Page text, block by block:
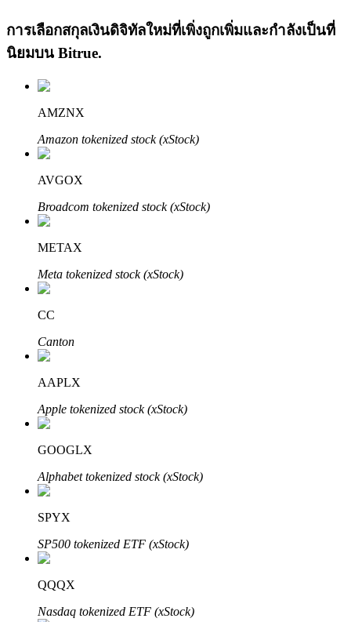
เรียนรู้ Staking
Bitrue AI
พันธมิตร Bitrue
พันธมิตร Bitrue
การเลือกสกุลเงินดิจิทัลใหม่ที่เพิ่งถูกเพิ่มและกำลังเป็นที่
นิยมบน Bitrue.
AMZNX
Amazon tokenized stock (xStock)
AVGOX
Broadcom tokenized stock (xStock)
METAX
Meta tokenized stock (xStock)
CC
Canton
AAPLX
Apple tokenized stock (xStock)
GOOGLX
Alphabet tokenized stock (xStock)
SPYX
SP500 tokenized ETF (xStock)
QQQX
Nasdaq tokenized ETF (xStock)